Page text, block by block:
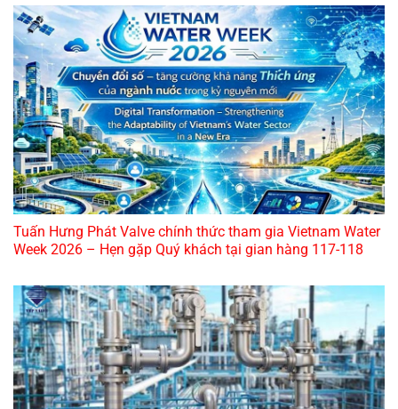
Tuấn Hưng Phát Valve chính thức tham gia Vietnam Water
Week 2026 – Hẹn gặp Quý khách tại gian hàng 117-118